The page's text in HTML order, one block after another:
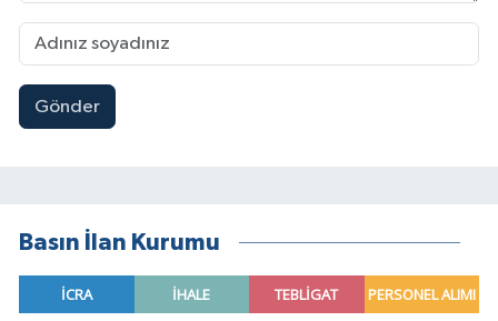
Gönder
Basın İlan Kurumu